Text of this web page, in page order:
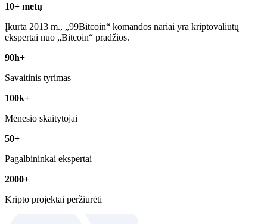
10+ metų
Įkurta 2013 m., „99Bitcoin“ komandos nariai yra kriptovaliutų
ekspertai nuo „Bitcoin“ pradžios.
90h+
Savaitinis tyrimas
100k+
Mėnesio skaitytojai
50+
Pagalbininkai ekspertai
2000+
Kripto projektai peržiūrėti